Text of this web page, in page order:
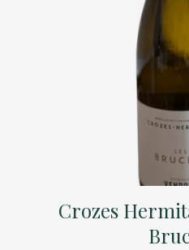
Crozes